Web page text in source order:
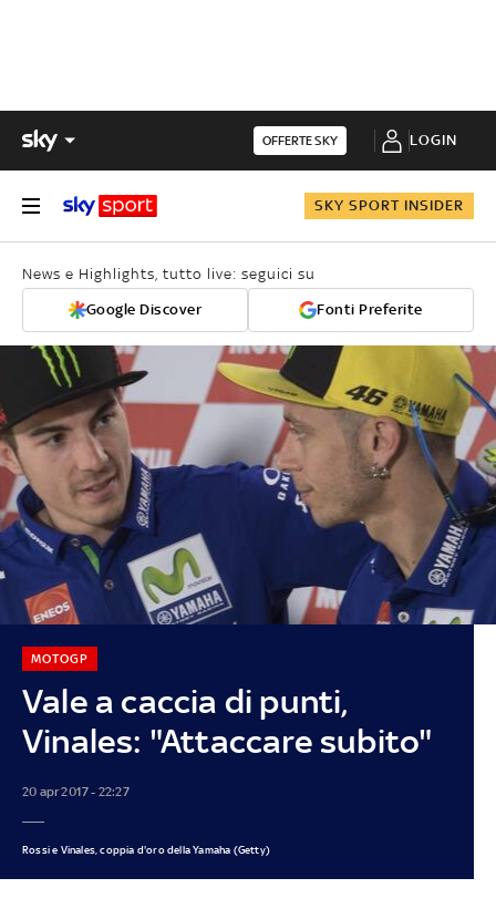
OFFERTE SKY LOGIN
SKY SPORT INSIDER
News e Highlights, tutto live: seguici su
Google Discover Fonti Preferite
Vale a caccia di punti,
Vinales: "Attaccare subito"
MOTOGP
20 apr 2017 - 22:27
Rossi e Vinales, coppia d'oro della Yamaha (Getty)